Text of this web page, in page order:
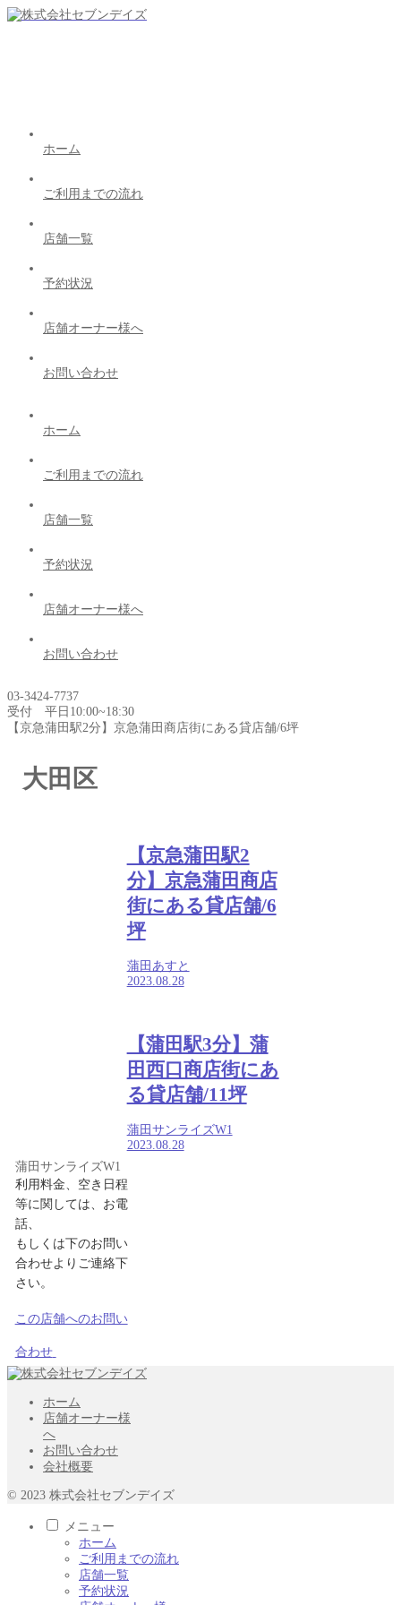
ホーム
ご利用までの流れ
店舗一覧
予約状況
店舗オーナー様へ
お問い合わせ
ホーム
ご利用までの流れ
店舗一覧
予約状況
店舗オーナー様へ
お問い合わせ
03-3424-7737
受付 平日10:00~18:30
【京急蒲田駅2分】京急蒲田商店街にある貸店舗/6坪
大田区
【京急蒲田駅2
分】京急蒲田商店
街にある貸店舗/6
坪
蒲田あすと
2023.08.28
【蒲田駅3分】蒲
田西口商店街にあ
る貸店舗/11坪
蒲田サンライズW1
2023.08.28
蒲田サンライズW1
利用料金、空き日程
等に関しては、お電
話、
もしくは下のお問い
合わせよりご連絡下
さい。
この店舗へのお問い
合わせ
ホーム
店舗オーナー様
へ
お問い合わせ
会社概要
© 2023 株式会社セブンデイズ
メニュー
ホーム
ご利用までの流れ
店舗一覧
予約状況